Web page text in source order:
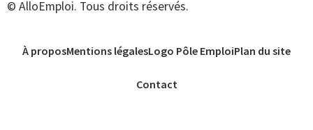
© AlloEmploi. Tous droits réservés.
À proposMentions légalesLogo Pôle EmploiPlan du site
Contact